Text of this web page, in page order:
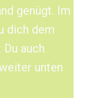
genügt. Im
dich dem
auch
unten